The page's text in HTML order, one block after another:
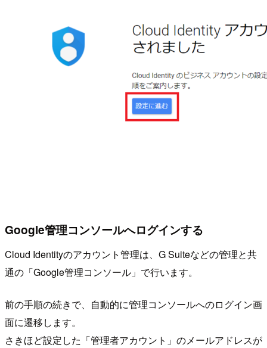
Google管理コンソールへログインする
Cloud Identityのアカウント管理は、G Suiteなどの管理と共
通の「Google管理コンソール」で行います。
前の手順の続きで、自動的に管理コンソールへのログイン画
面に遷移します。
さきほど設定した「管理者アカウント」のメールアドレスが